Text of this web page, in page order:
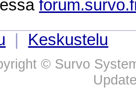
Keskustelu
© Survo